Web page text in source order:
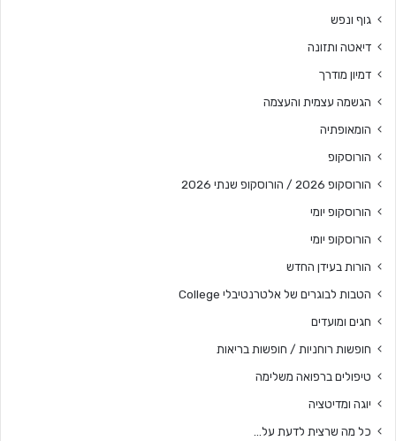
גוף ונפש
דיאטה ותזונה
דמיון מודרך
הגשמה עצמית והעצמה
הומאופתיה
הורוסקופ
הורוסקופ 2026 / הורוסקופ שנתי 2026
הורוסקופ יומי
הורוסקופ יומי
הורות בעידן החדש
הטבות לבוגרים של אלטרנטיבלי College
חגים ומועדים
חופשות רוחניות / חופשות בריאות
טיפולים ברפואה משלימה
יוגה ומדיטציה
כל מה שרצית לדעת על…